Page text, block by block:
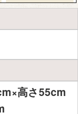
高さ55cm